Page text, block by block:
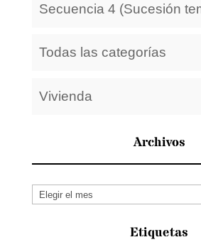
Secuencia 4 (Sucesión
Todas las categorías
Vivienda
Archivos
Archivos
Etiquetas